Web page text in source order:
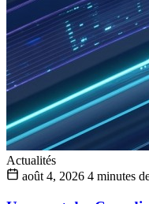
Actualités
août 4, 2026 4 minutes